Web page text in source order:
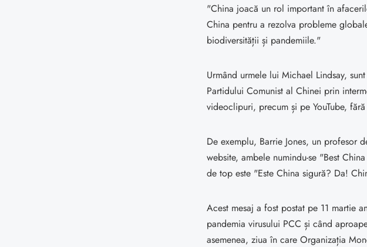
"China joacă un rol important în
China pentru a rezolva probleme
biodiversității și pandemiile."
Urmând urmele lui Michael Lindsay,
Partidului Comunist al Chinei prin
videoclipuri, precum și pe YouTube,
De exemplu, Barrie Jones, un profesor
website, ambele numindu-se "Best
de top este "Este China sigură? Da!
Acest mesaj a fost postat pe 11 martie
pandemia virusului PCC și când
asemenea, ziua în care Organizația